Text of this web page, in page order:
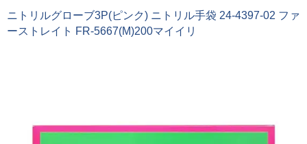
ニトリルグローブ3P(ピンク) ニトリル手袋 24-4397-02 ファ
ーストレイト FR-5667(M)200マイイリ